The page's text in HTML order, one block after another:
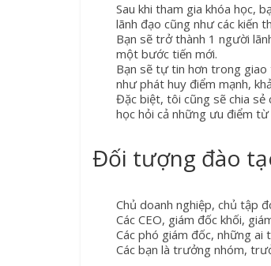
Sau khi tham gia khóa học,
lãnh đạo cũng như các kiến
Bạn sẽ trở thành 1 người
một bước tiến mới.
Bạn sẽ tự tin hơn trong giao
như phát huy điểm mạnh,
Đặc biệt, tôi cũng sẽ chia sẻ
học hỏi cả những ưu điểm
Đối tượng đào
Chủ doanh nghiệp, chủ tập
Các CEO, giám đốc khối,
Các phó giám đốc, những ai
Các bạn là trưởng nhóm,